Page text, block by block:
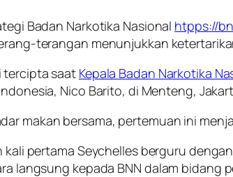
Badan Narkotika Nasional htpps://
terangan menunjukkan
tercipta saat Kepala Badan Narkotika
Nico Barito, di Menteng,
makan bersama, pertemuan ini
kali pertama Seychelles berguru
langsung kepada BNN dalam bidang